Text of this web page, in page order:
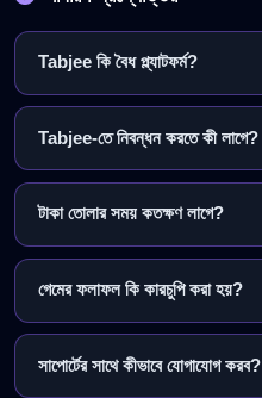
Tabjee কি বৈধ প্ল্যাটফর্ম?
Tabjee-তে নিবন্ধন করতে কী লাগে?
টাকা তোলার সময় কতক্ষণ লাগে?
গেমের ফলাফল কি কারচুপি করা হয়?
সাপোর্টের সাথে কীভাবে যোগাযোগ করব?